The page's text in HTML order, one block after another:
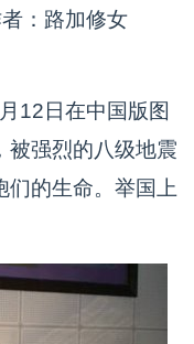
：路加修女
12日在中国版图
强烈的八级地震
们的生命。举国上